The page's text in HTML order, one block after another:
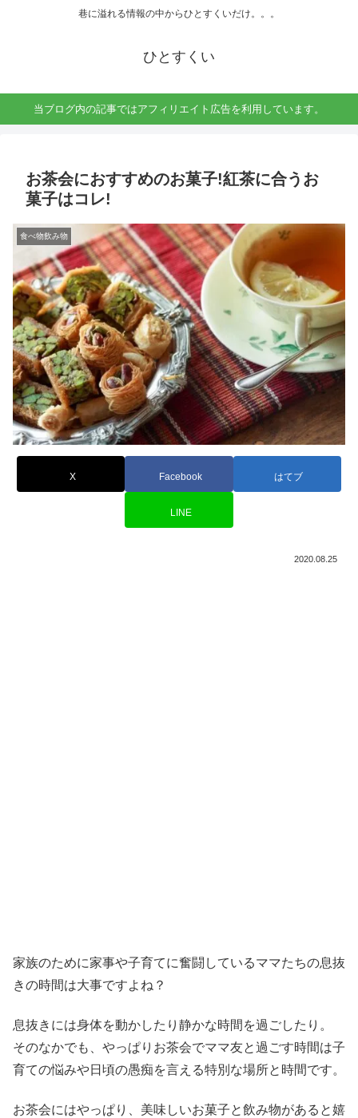
巷に溢れる情報の中からひとすくいだけ。。。
ひとすくい
当ブログ内の記事ではアフィリエイト広告を利用しています。
お茶会におすすめのお菓子!紅茶に合うお
菓子はコレ!
食べ物飲み物
X Facebook はてブ
LINE
2020.08.25
家族のために家事や子育てに奮闘しているママたちの息抜
きの時間は大事ですよね？
息抜きには身体を動かしたり静かな時間を過ごしたり。
そのなかでも、やっぱりお茶会でママ友と過ごす時間は子
育ての悩みや日頃の愚痴を言える特別な場所と時間です。
お茶会にはやっぱり、美味しいお菓子と飲み物があると嬉